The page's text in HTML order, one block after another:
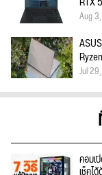
Aug
Jul
คอมเ